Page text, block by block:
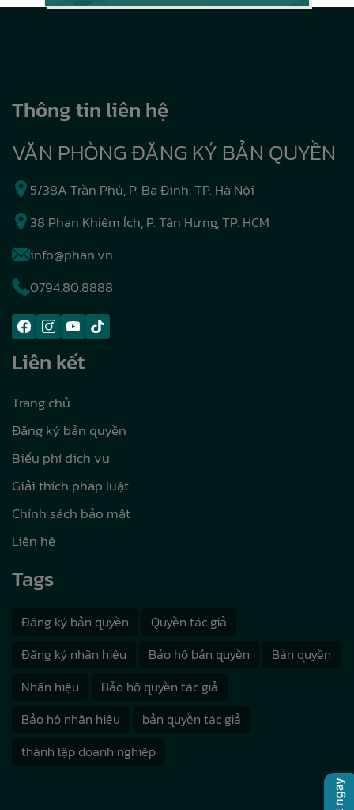
Thông tin liên hệ
VĂN PHÒNG ĐĂNG KÝ BẢN QUYỀN
5/38A Trần Phú, P. Ba Đình, TP. Hà Nội
38 Phan Khiêm Ích, P. Tân Hưng, TP. HCM
info@phan.vn
0794.80.8888
Liên kết
Trang chủ
Đăng ký bản quyền
Biểu phí dịch vụ
Giải thích pháp luật
Chính sách bảo mật
Liên hệ
Tags
Đăng ký bản quyền
Quyền tác giả
Đăng ký nhãn hiệu
Bảo hộ bản quyền
Bản quyền
Nhãn hiệu
Bảo hộ quyền tác giả
Bảo hộ nhãn hiệu
bản quyền tác giả
thành lập doanh nghiệp